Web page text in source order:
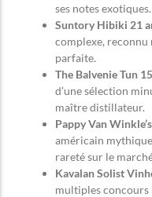
ses notes exotiques.
Suntory Hibiki 21
complexe,
parfaite.
The Balvenie Tun
d’une sélection
maître distillateur.
Pappy Van
américain
rareté sur le
Kavalan Solist
multiples